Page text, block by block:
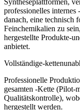
Syntheseplattformen,
professionelles internes
danach, eine technisch
Feinchemikalien zu
hergestellte Produkte-
anbietet.
Vollständige-
Professionelle
gesamten -Kette (Pilot-
Qualitätskontrolle),
hergestellt werden.